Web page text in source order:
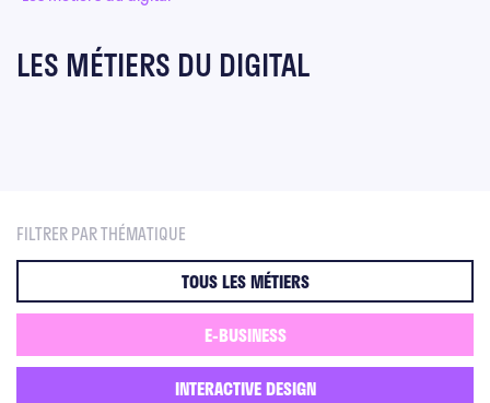
LES MÉTIERS DU DIGITAL
FILTRER PAR THÉMATIQUE
TOUS LES MÉTIERS
E-BUSINESS
INTERACTIVE DESIGN